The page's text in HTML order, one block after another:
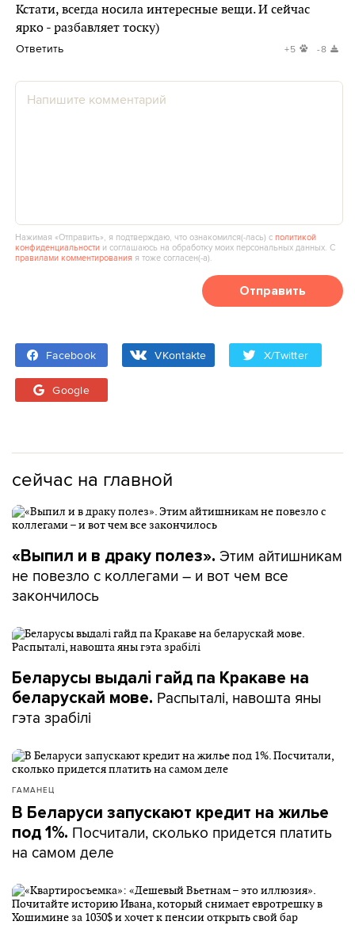
Кстати, всегда носила интересные вещи. И сейчас
ярко - разбавляет тоску)
Ответить +5 -8
Нажимая «Отправить», я подтверждаю, что ознакомился(‑лась) сполитикой
конфиденциальности и соглашаюсь на обработку моих персональных данных. С
правилами комментирования я тоже согласен(‑а).
Отправить
Facebook VKontakte X/Twitter
Google
сейчас на главной
«Выпил и в драку полез». Этим айтишникам
не повезло с коллегами – и вот чем все
закончилось
Беларусы выдалі гайд па Кракаве на
беларускай мове. Распыталі, навошта яны
гэта зрабілі
ГАМАНЕЦ
В Беларуси запускают кредит на жилье
под 1%. Посчитали, сколько придется платить
на самом деле